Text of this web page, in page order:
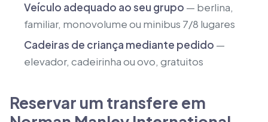
Veículo adequado ao seu grupo — berlina,
familiar, monovolume ou minibus 7/8 lugares
Cadeiras de criança mediante pedido —
elevador, cadeirinha ou ovo, gratuitos
Reservar um transfere em